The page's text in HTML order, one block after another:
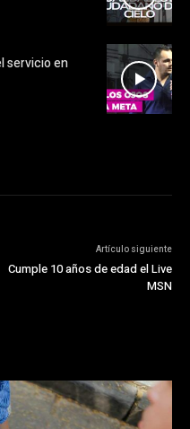
servicio en
Artículo siguiente
Cumple 10 años de edad el Live
MSN